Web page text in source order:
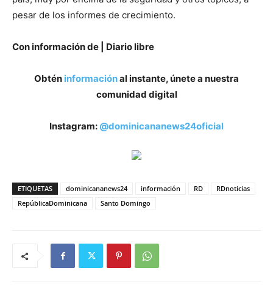
pesar de los informes de crecimiento.
Con información de | Diario libre
Obtén informaciónal instante, únete a nuestra
comunidad digital
Instagram: @dominicananews24oficial
ETIQUETAS dominicananews24 información RD
RDnoticias
RepúblicaDominicana
Santo Domingo